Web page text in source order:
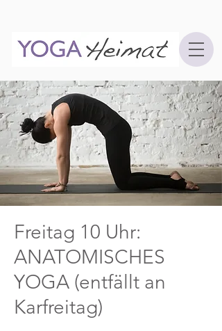
Freitag 10 Uhr:
ANATOMISCHES
YOGA (entfällt an
Karfreitag)